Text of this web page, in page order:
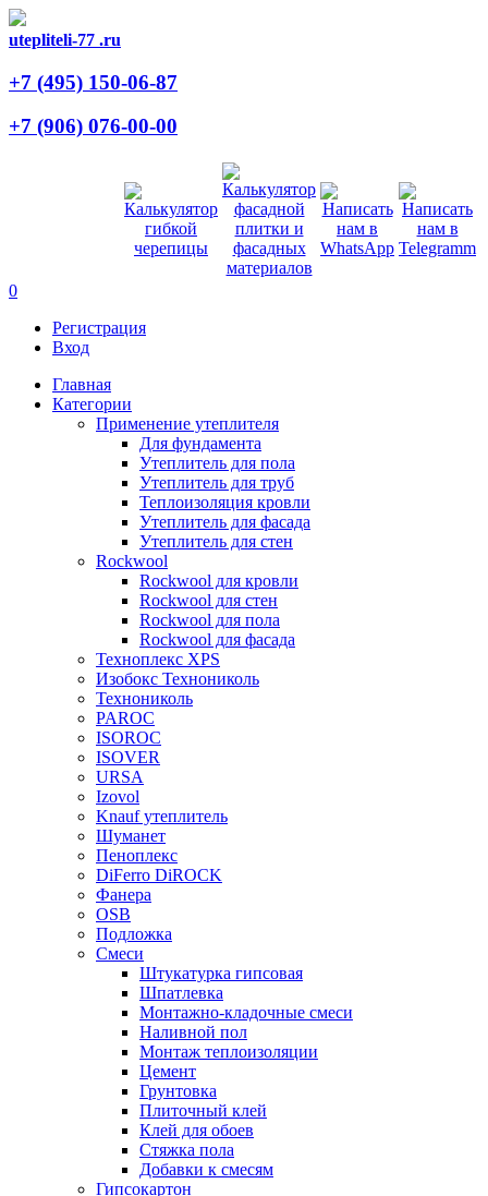
utepliteli-77 .ru
+7 (495) 150-06-87
+7 (906) 076-00-00
0
Регистрация
Вход
Главная
Категории
Применение утеплителя
Для фундамента
Утеплитель для пола
Утеплитель для труб
Теплоизоляция кровли
Утеплитель для фасада
Утеплитель для стен
Rockwool
Rockwool для кровли
Rockwool для стен
Rockwool для пола
Rockwool для фасада
Техноплекс XPS
Изобокс Технониколь
Технониколь
PAROC
ISOROC
ISOVER
URSA
Izovol
Knauf утеплитель
Шуманет
Пеноплекс
DiFerro DiROCK
Фанера
OSB
Подложка
Смеси
Штукатурка гипсовая
Шпатлевка
Монтажно-кладочные смеси
Наливной пол
Монтаж теплоизоляции
Цемент
Грунтовка
Плиточный клей
Клей для обоев
Стяжка пола
Добавки к смесям
Гипсокартон